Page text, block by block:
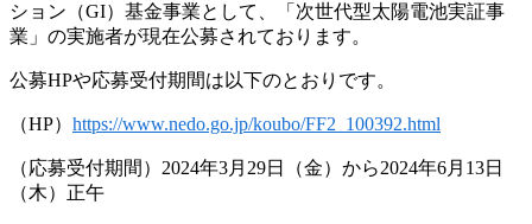
ション（GI）基金事業として、「次世代型太陽電池実証事
業」の実施者が現在公募されております。
公募HPや応募受付期間は以下のとおりです。
（HP） https://www.nedo.go.jp/koubo/FF2_100392.html
（応募受付期間）2024年3月29日（金）から2024年6月13日
（木）正午